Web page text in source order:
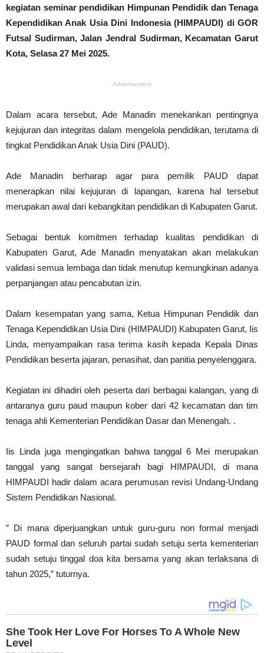
kegiatan seminar pendidikan Himpunan Pendidik dan Tenaga
Kependidikan Anak Usia Dini Indonesia (HIMPAUDI) di GOR
Futsal Sudirman, Jalan Jendral Sudirman, Kecamatan Garut
Kota, Selasa 27 Mei 2025.
Advertisement
Dalam acara tersebut, Ade Manadin menekankan pentingnya
kejujuran dan integritas dalam mengelola pendidikan, terutama di
tingkat Pendidikan Anak Usia Dini (PAUD).
Ade Manadin berharap agar para pemilik PAUD dapat
menerapkan nilai kejujuran di lapangan, karena hal tersebut
merupakan awal dari kebangkitan pendidikan di Kabupaten Garut.
Sebagai bentuk komitmen terhadap kualitas pendidikan di
Kabupaten Garut, Ade Manadin menyatakan akan melakukan
validasi semua lembaga dan tidak menutup kemungkinan adanya
perpanjangan atau pencabutan izin.
Dalam kesempatan yang sama, Ketua Himpunan Pendidik dan
Tenaga Kependidikan Usia Dini (HIMPAUDI) Kabupaten Garut, Iis
Linda, menyampaikan rasa terima kasih kepada Kepala Dinas
Pendidikan beserta jajaran, penasihat, dan panitia penyelenggara.
Kegiatan ini dihadiri oleh peserta dari berbagai kalangan, yang di
antaranya guru paud maupun kober dari 42 kecamatan dan tim
tenaga ahli Kementerian Pendidikan Dasar dan Menengah. .
Iis Linda juga mengingatkan bahwa tanggal 6 Mei merupakan
tanggal yang sangat bersejarah bagi HIMPAUDI, di mana
HIMPAUDI hadir dalam acara perumusan revisi Undang-Undang
Sistem Pendidikan Nasional.
” Di mana diperjuangkan untuk guru-guru non formal menjadi
PAUD formal dan seluruh partai sudah setuju serta kementerian
sudah setuju tinggal doa kita bersama yang akan terlaksana di
tahun 2025,” tuturnya.